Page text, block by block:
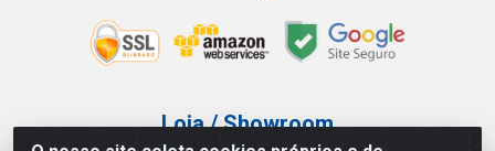
Loja / Showroom